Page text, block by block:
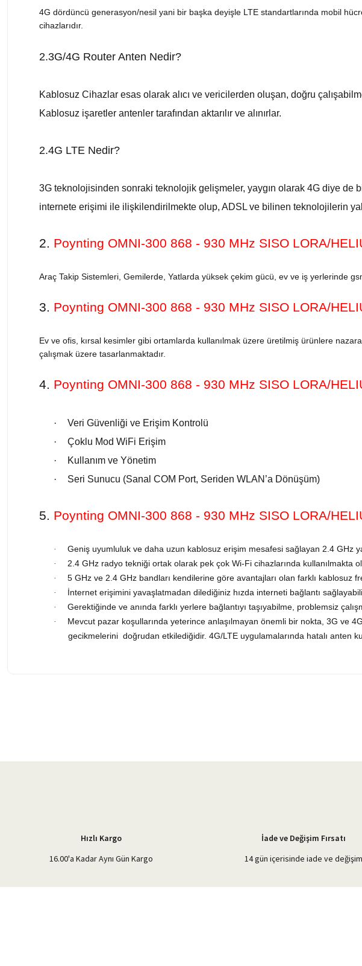
4G dördüncü generasyon/nesil yani bir başka deyişle LTE standartlarında mobil
cihazlarıdır.
2.3G/4G Router Anten Nedir?
Kablosuz Cihazlar esas olarak alıcı ve vericilerden oluşan, doğru
Kablosuz işaretler antenler tarafından aktarılır ve alınırlar.
2.4G LTE Nedir?
3G teknolojisinden sonraki teknolojik gelişmeler, yaygın olarak 4G diye
internete erişimi ile ilişkilendirilmekte olup, ADSL ve bilinen teknolojilerin
2. Poynting OMNI-300 868 - 930 MHz SISO LORA/
Araç Takip Sistemleri, Gemilerde, Yatlarda yüksek çekim gücü, ev ve iş yerlerinde
3. Poynting OMNI-300 868 - 930 MHz SISO LORA/
Ev ve ofis, kırsal kesimler gibi ortamlarda kullanılmak üzere üretilmiş ürünlere
çalışmak üzere tasarlanmaktadır.
4. Poynting OMNI-300 868 - 930 MHz SISO LORA/
·
Veri Güvenliği ve Erişim Kontrolü
·
Çoklu Mod WiFi Erişim
·
Kullanım ve Yönetim
·
Seri Sunucu (Sanal COM Port, Seriden WLAN’a Dönüşüm)
5. Poynting OMNI-300 868 - 930 MHz SISO LORA/
· Geniş uyumluluk ve daha uzun kablosuz erişim mesafesi sağlayan 2.4 GHz
· 2.4 GHz radyo tekniği ortak olarak pek çok Wi-Fi cihazlarında kullanılmakta
· 5 GHz ve 2.4 GHz bandları kendilerine göre avantajları olan farklı kablosuz
· İnternet erişimini yavaşlatmadan dilediğiniz hızda interneti bağlantı
· Gerektiğinde ve anında farklı yerlere bağlantıyı taşıyabilme, problemsiz
·
Mevcut pazar koşullarında yeterince anlaşılmayan önemli bir nokta, 3G ve
gecikmelerini doğrudan etkilediğidir. 4G/LTE uygulamalarında hatalı anten
Hızlı Kargo
16.00'a Kadar Aynı Gün Kargo
İade ve Değişim Fırsatı
14 gün içerisinde iade ve değişim